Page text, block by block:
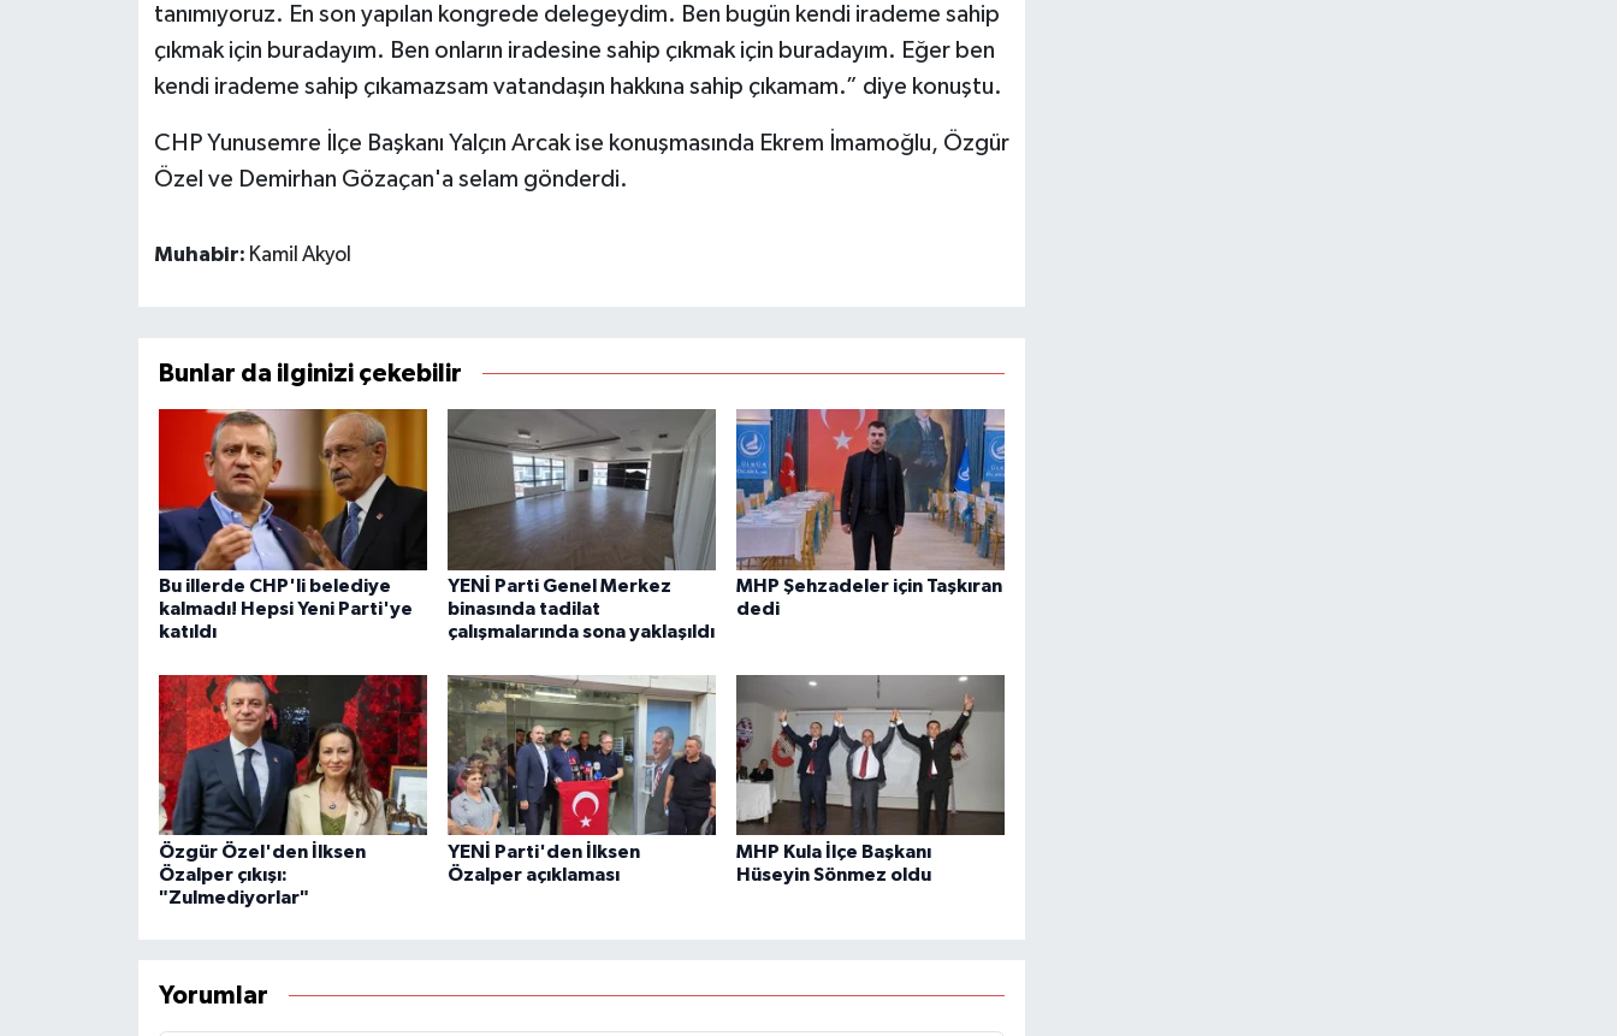
tanımıyoruz. En son yapılan kongrede delegeydim. Ben bugün kendi irademe sahip
çıkmak için buradayım. Ben onların iradesine sahip çıkmak için buradayım. Eğer ben
kendi irademe sahip çıkamazsam vatandaşın hakkına sahip çıkamam.” diye konuştu.
CHP Yunusemre İlçe Başkanı Yalçın Arcak ise konuşmasında Ekrem İmamoğlu, Özgür
Özel ve Demirhan Gözaçan'a selam gönderdi.
Muhabir: Kamil Akyol
Bunlar da ilginizi çekebilir
Bu illerde CHP'li belediye
kalmadı! Hepsi Yeni Parti'ye
katıldı
YENİ Parti Genel Merkez
binasında tadilat
çalışmalarında sona yaklaşıldı
MHP Şehzadeler için Taşkıran
dedi
Özgür Özel'den İlksen
Özalper çıkışı:
"Zulmediyorlar"
YENİ Parti'den İlksen
Özalper açıklaması
MHP Kula İlçe Başkanı
Hüseyin Sönmez oldu
Yorumlar